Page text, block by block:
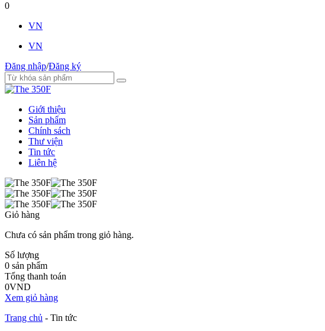
0
VN
VN
Đăng nhập/Đăng ký
Giới thiệu
Sản phẩm
Chính sách
Thư viện
Tin tức
Liên hệ
Giỏ hàng
Chưa có sản phẩm trong giỏ hàng.
Số lượng
0 sản phẩm
Tổng thanh toán
0VND
Xem giỏ hàng
Trang chủ - Tin tức